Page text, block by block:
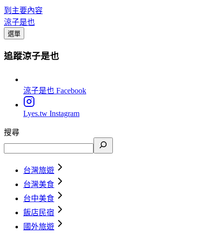
到主要內容
涼子是也
選單
追蹤涼子是也
涼子是也 Facebook
Lyes.tw Instagram
搜尋
台灣旅遊
台灣美食
台中美食
飯店民宿
國外旅遊